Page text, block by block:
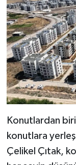
Konutlardan
konutlara
Çelikel Çıtak,